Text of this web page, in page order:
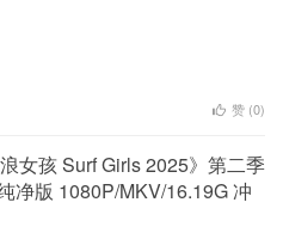
赞 (0)
女孩 Surf Girls 2025》第二季
净版 1080P/MKV/16.19G 冲